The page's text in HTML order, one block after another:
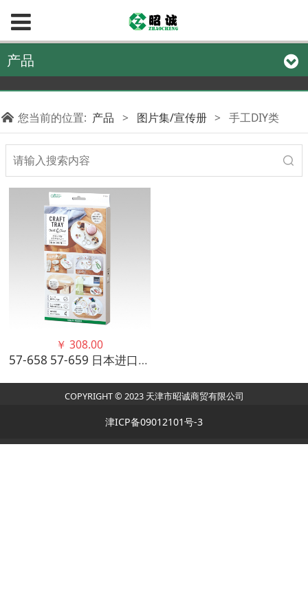
产品
您当前的位置: 产品 > 图片集/宣传册 > 手工DIY类
￥ 308.00
57-658 57-659 日本进口CLOVER可乐手工桌面收纳套盘 白色 灰色
COPYRIGHT © 2023 天津市昭诚商贸有限公司
津ICP备09012101号-3